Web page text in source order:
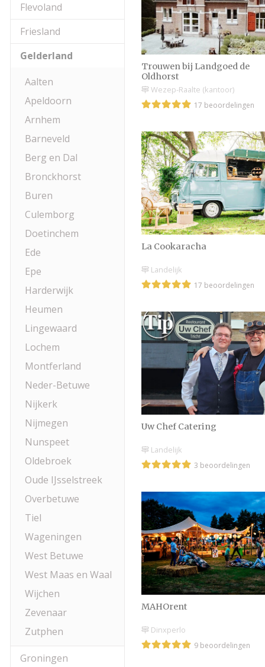
Flevoland
Friesland
Gelderland
Aalten
Apeldoorn
Arnhem
Barneveld
Berg en Dal
Bronckhorst
Buren
Culemborg
Doetinchem
Ede
Epe
Harderwijk
Heumen
Lingewaard
Lochem
Montferland
Neder-Betuwe
Nijkerk
Nijmegen
Nunspeet
Oldebroek
Oude IJsselstreek
Overbetuwe
Tiel
Wageningen
West Betuwe
West Maas en Waal
Wijchen
Zevenaar
Zutphen
Groningen
Trouwen bij Landgoed de
Oldhorst
Wezep-Raalte (kantoor)
17 beoordelingen
La Cookaracha
Landelijk
17 beoordelingen
Uw Chef Catering
Landelijk
3 beoordelingen
MAHOrent
Dinxperlo
9 beoordelingen